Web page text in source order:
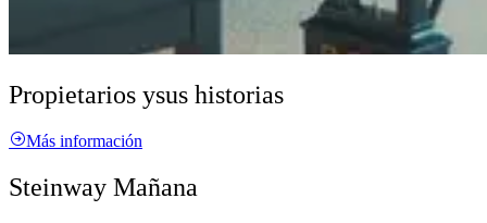
Propietarios ysus historias
Más información
Steinway Mañana